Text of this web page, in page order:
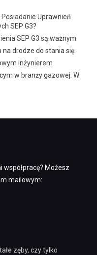
Posiadanie Uprawnień
SEP G3?
SEP G3 są ważnym
na drodze do stania się
inżynierem
w branży gazowej. W
współpracę? Możesz
mailowym:
zęby, czy tylko